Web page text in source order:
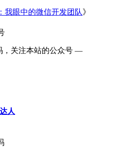
我眼中的微信开发团队》
，关注本站的公众号 —